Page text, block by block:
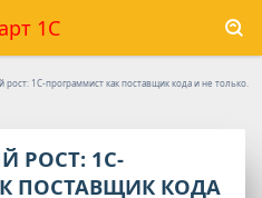
1С
1С-программист как поставщик кода и не только.
РОСТ: 1С-
ПОСТАВЩИК КОДА